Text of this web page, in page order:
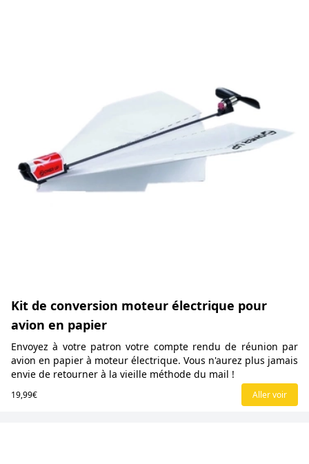
Kit de conversion moteur électrique pour
avion en papier
Envoyez à votre patron votre compte rendu de réunion par
avion en papier à moteur électrique. Vous n'aurez plus jamais
envie de retourner à la vieille méthode du mail !
19,99€ Aller voir